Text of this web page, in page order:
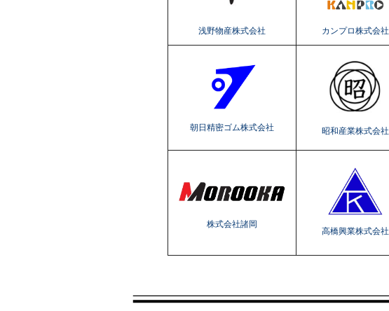
浅野物産株式会社 カンプロ株式会社
朝日精密ゴム株式会社 昭和産業株式会社
株式会社諸岡
高橋興業株式会社